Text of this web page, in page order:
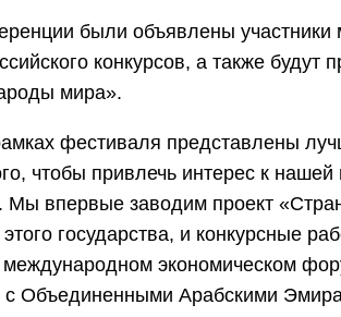
были объявлены
конкурсов, а также
мира».
фестиваля представлены
чтобы привлечь интерес к
Мы впервые заводим проект
этого государства, и конкурсные
международном экономическом
с Объединенными Арабскими